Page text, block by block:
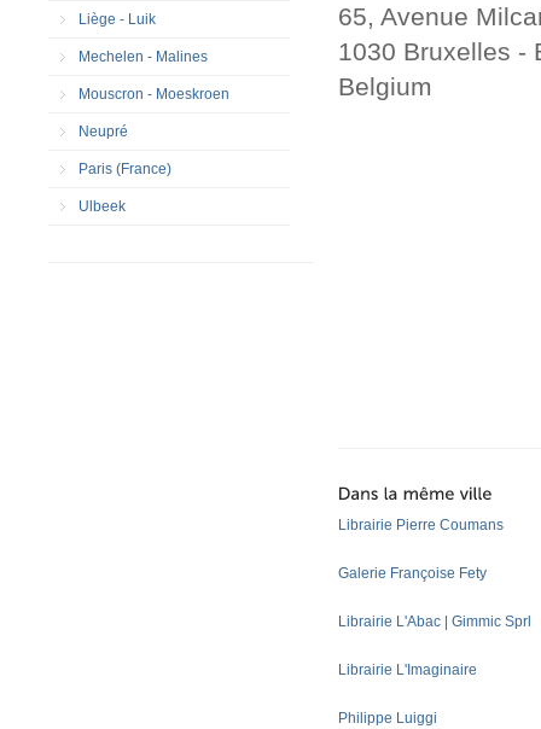
Liège - Luik
Mechelen - Malines
Mouscron - Moeskroen
Neupré
Paris (France)
Ulbeek
65, Avenue
1030 Bruxelles -
Belgium
Librairie Pierre Coumans
Galerie Françoise Fety
Librairie L'Abac | Gimmic Sprl
Librairie L'Imaginaire
Philippe Luiggi